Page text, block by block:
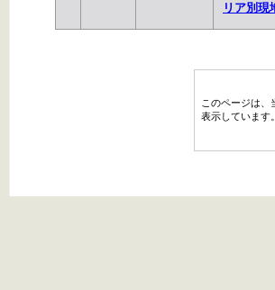
リア別現
このページは、
表示しています。